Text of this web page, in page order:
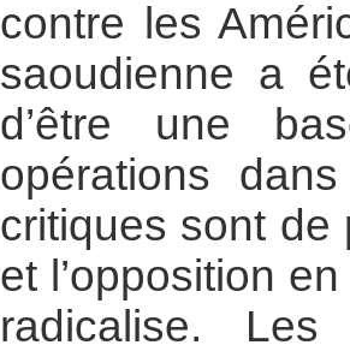
contre les
saoudienne a
d’être une
opérations
critiques sont de
et l’opposition
radicalise. Les